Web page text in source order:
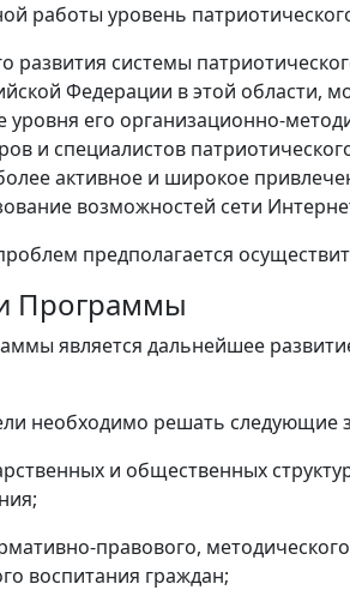
работы уровень
развития системы
Федерации в этой области,
его организационно-
и специалистов
активное и широкое
возможностей сети
предполагается
Программы
является дальнейшее
необходимо решать следующие
и общественных
правового,
воспитания граждан;